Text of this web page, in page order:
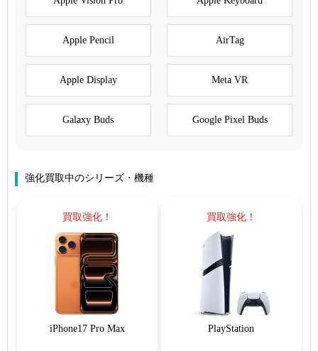
Apple Pencil AirTag
Apple Display Meta VR
Galaxy Buds Google Pixel Buds
強化買取中のシリーズ・機種
買取強化！
iPhone17 Pro Max
買取強化！
PlayStation